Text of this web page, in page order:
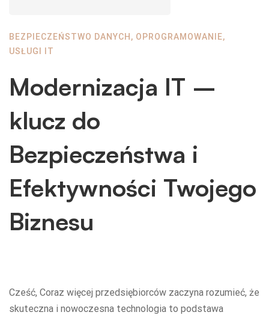
BEZPIECZEŃSTWO DANYCH, OPROGRAMOWANIE,
USŁUGI IT
Modernizacja IT –
klucz do
Bezpieczeństwa i
Efektywności Twojego
Biznesu
Cześć, Coraz więcej przedsiębiorców zaczyna rozumieć, że
skuteczna i nowoczesna technologia to podstawa